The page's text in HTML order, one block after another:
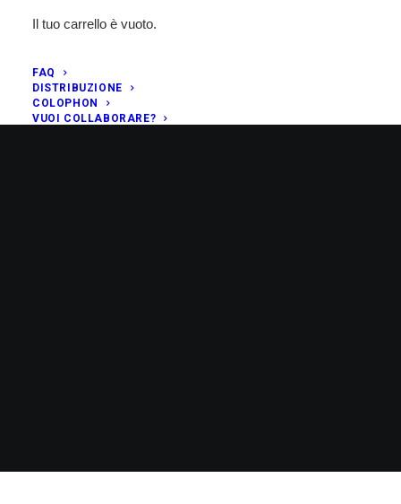
Il tuo carrello è vuoto.
FAQ
DISTRIBUZIONE
COLOPHON
VUOI COLLABORARE?